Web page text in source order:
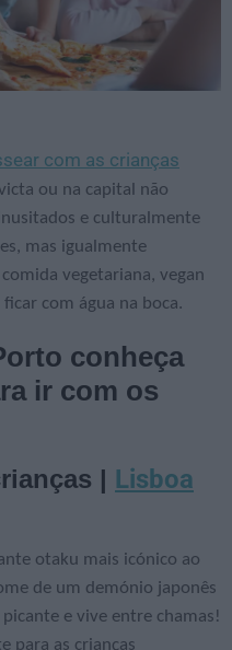
com as crianças
ou na capital não
e culturalmente
mas igualmente
vegetariana, vegan
com água na boca.
conheça
ir com os
| Lisboa
otaku mais icónico ao
de um demónio japonês
e vive entre chamas!
para as crianças